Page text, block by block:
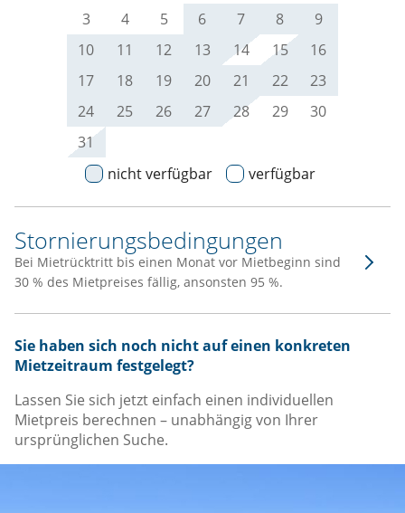
3
4 5 6 7 8
9
10
11 12 13 14 15
16
17
18 19 20 21 22
23
24
25 26 27 28 29
30
31
nicht verfügbar
verfügbar
Stornierungsbedingungen
Bei Mietrücktritt bis einen Monat vor Mietbeginn sind
30 % des Mietpreises fällig, ansonsten 95 %.
Sie haben sich noch nicht auf einen konkreten
Mietzeitraum festgelegt?
Lassen Sie sich jetzt einfach einen individuellen
Mietpreis berechnen – unabhängig von Ihrer
ursprünglichen Suche.